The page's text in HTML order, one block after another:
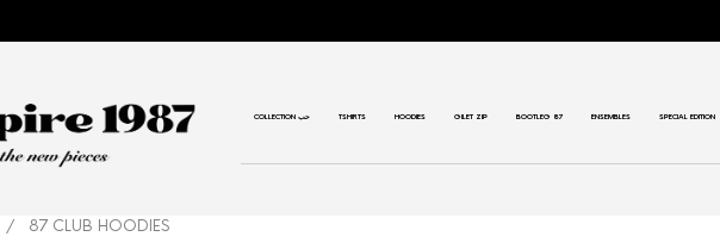
COLLECTION حب TSHIRTS HOODIES GILET ZIP BOOTLEG 87 ENSEMBLES SPECIAL EDITION
/ 87 CLUB HOODIES